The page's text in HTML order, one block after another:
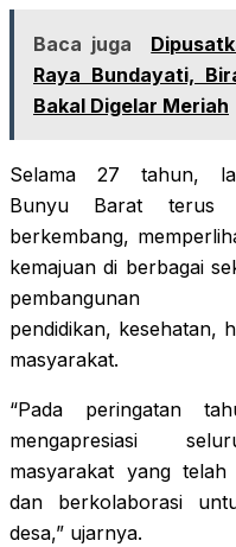
Baca juga
Raya Bundayati,
Bakal Digelar Meriah
Selama 27 tahun,
Bunyu Barat terus
berkembang,
kemajuan di berbagai
pembangunan
pendidikan, kesehatan,
masyarakat.
“Pada peringatan
mengapresiasi
masyarakat yang
dan berkolaborasi
desa,” ujarnya.